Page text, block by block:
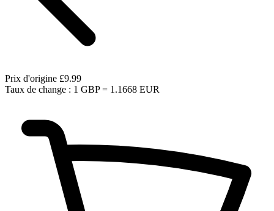
Prix d'origine £9.99
Taux de change : 1 GBP = 1.1668 EUR